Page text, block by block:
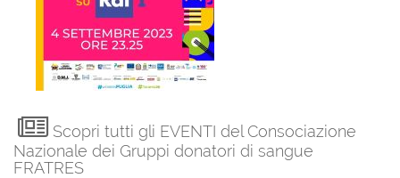
Scopri tutti gli EVENTI del Consociazione
Nazionale dei Gruppi donatori di sangue
FRATRES